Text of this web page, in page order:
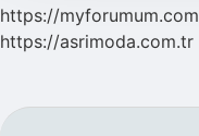
https://myforumum.com
https://asrimoda.com.tr